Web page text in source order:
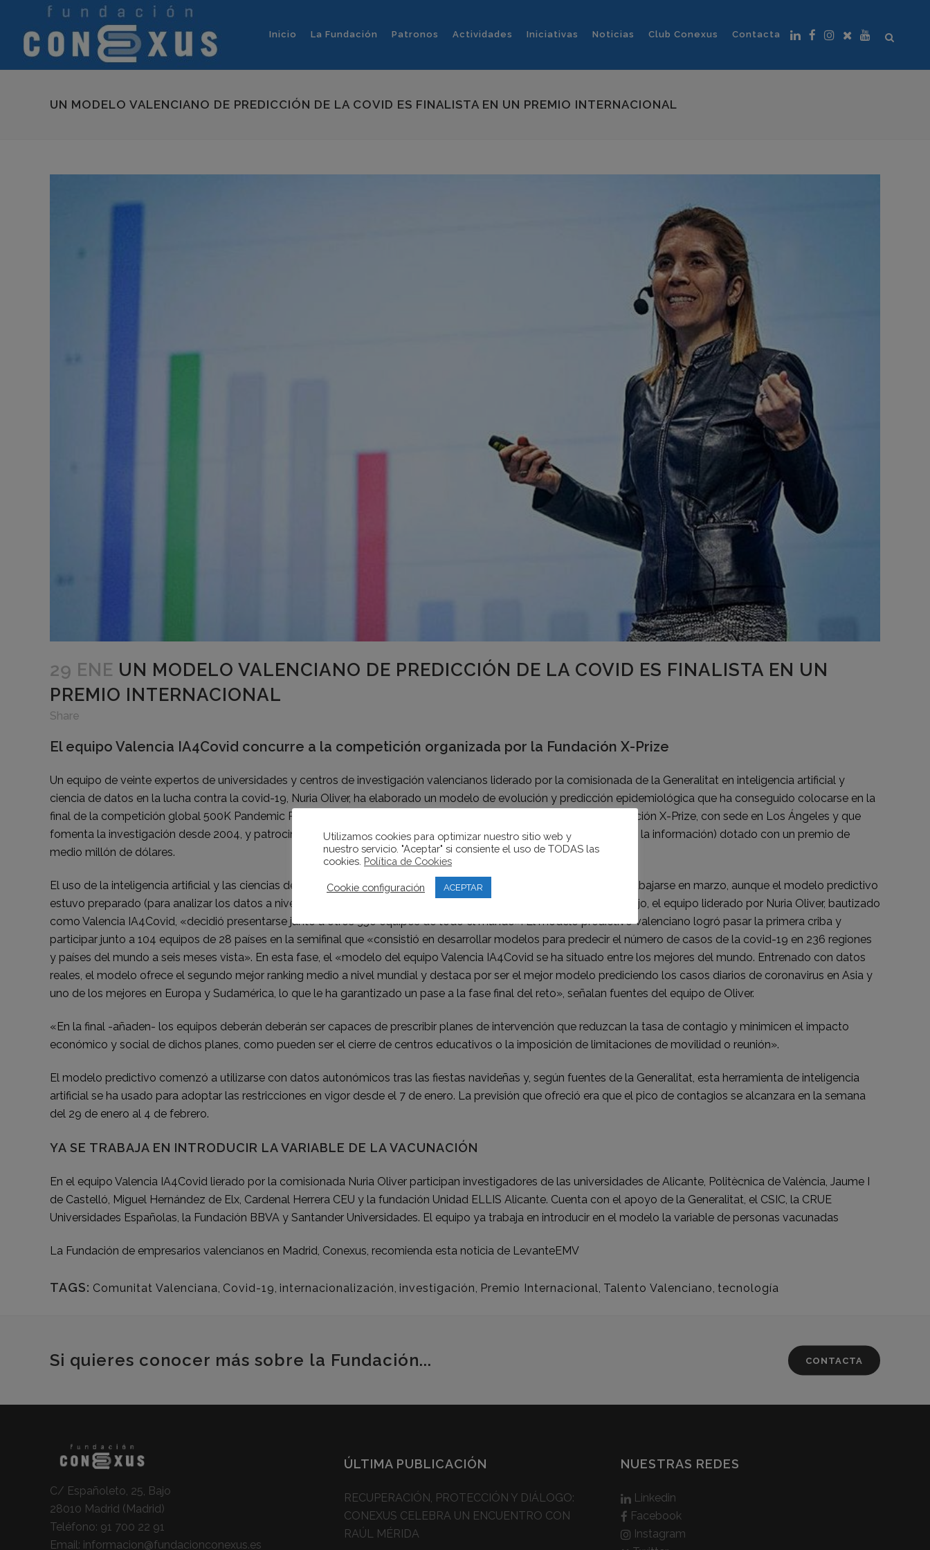
Inicio La Fundación Patronos Actividades Iniciativas Noticias Club Conexus Contacta
UN MODELO VALENCIANO DE PREDICCIÓN DE LA COVID ES FINALISTA EN UN PREMIO INTERNACIONAL
29 ENE UN MODELO VALENCIANO DE PREDICCIÓN DE LA COVID ES FINALISTA EN UN
PREMIO INTERNACIONAL
Share
El equipo Valencia IA4Covid concurre a la competición organizada por la Fundación X-Prize
Un equipo de veinte expertos de universidades y centros de investigación valencianos liderado por la comisionada de la Generalitat en inteligencia artificial y
ciencia de datos en la lucha contra la covid-19, Nuria Oliver, ha elaborado un modelo de evolución y predicción epidemiológica que ha conseguido colocarse en la
final de la competición global 500K Pandemic Response Challenge. Se trata de un premio organizado por la Fundación X-Prize, con sede en Los Ángeles y que
fomenta la investigación desde 2004, y patrocinada por Cognizant (una multinacional americana de tecnologías de la información) dotado con un premio de
medio millón de dólares.
El uso de la inteligencia artificial y las ciencias de datos para pronosticar la evolución epidemiológica comenzó a trabajarse en marzo, aunque el modelo predictivo
estuvo preparado (para analizar los datos a nivel de toda España) a partir del 1 de diciembre. Para validar este trabajo, el equipo liderado por Nuria Oliver, bautizado
como Valencia IA4Covid, «decidió presentarse junto a otros 350 equipos de todo el mundo». El modelo predictivo valenciano logró pasar la primera criba y
participar junto a 104 equipos de 28 países en la semifinal que «consistió en desarrollar modelos para predecir el número de casos de la covid-19 en 236 regiones
y países del mundo a seis meses vista». En esta fase, el «modelo del equipo Valencia IA4Covid se ha situado entre los mejores del mundo. Entrenado con datos
reales, el modelo ofrece el segundo mejor ranking medio a nivel mundial y destaca por ser el mejor modelo prediciendo los casos diarios de coronavirus en Asia y
uno de los mejores en Europa y Sudamérica, lo que le ha garantizado un pase a la fase final del reto», señalan fuentes del equipo de Oliver.
«En la final -añaden- los equipos deberán deberán ser capaces de prescribir planes de intervención que reduzcan la tasa de contagio y minimicen el impacto
económico y social de dichos planes, como pueden ser el cierre de centros educativos o la imposición de limitaciones de movilidad o reunión».
El modelo predictivo comenzó a utilizarse con datos autonómicos tras las fiestas navideñas y, según fuentes de la Generalitat, esta herramienta de inteligencia
artificial se ha usado para adoptar las restricciones en vigor desde el 7 de enero. La previsión que ofreció era que el pico de contagios se alcanzara en la semana
del 29 de enero al 4 de febrero.
YA SE TRABAJA EN INTRODUCIR LA VARIABLE DE LA VACUNACIÓN
En el equipo Valencia IA4Covid lierado por la comisionada Nuria Oliver participan investigadores de las universidades de Alicante, Politècnica de València, Jaume I
de Castelló, Miguel Hernández de Elx, Cardenal Herrera CEU y la fundación Unidad ELLIS Alicante. Cuenta con el apoyo de la Generalitat, el CSIC, la CRUE
Universidades Españolas, la Fundación BBVA y Santander Universidades. El equipo ya trabaja en introducir en el modelo la variable de personas vacunadas
La Fundación de empresarios valencianos en Madrid, Conexus, recomienda esta noticia de LevanteEMV
TAGS: Comunitat Valenciana, Covid-19, internacionalización, investigación, Premio Internacional, Talento Valenciano, tecnología
Si quieres conocer más sobre la Fundación... CONTACTA
C/ Españoleto, 25, Bajo
28010 Madrid (Madrid)
Teléfono: 91 700 22 91
Email: informacion@fundacionconexus.es
ÚLTIMA PUBLICACIÓN
RECUPERACIÓN, PROTECCIÓN Y DIÁLOGO:
CONEXUS CELEBRA UN ENCUENTRO CON
RAÚL MÉRIDA
NUESTRAS REDES
Linkedin
Facebook
Instagram
Utilizamos cookies para optimizar nuestro sitio web y
nuestro servicio. "Aceptar" si consiente el uso de TODAS las
cookies. Política de Cookies
Cookie configuración ACEPTAR